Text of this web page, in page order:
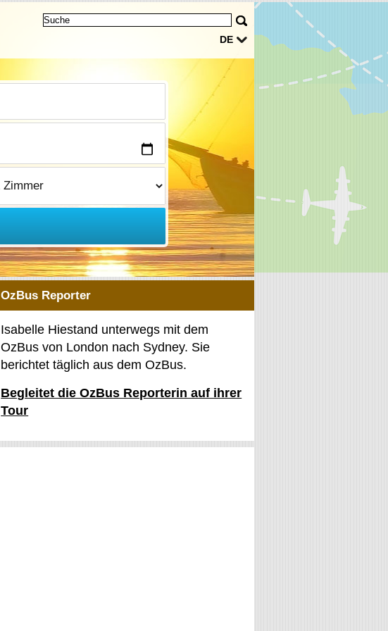
DE
OzBus Reporter
Isabelle Hiestand unterwegs mit dem
OzBus von London nach Sydney. Sie
berichtet täglich aus dem OzBus.
Begleitet die OzBus Reporterin auf ihrer
Tour